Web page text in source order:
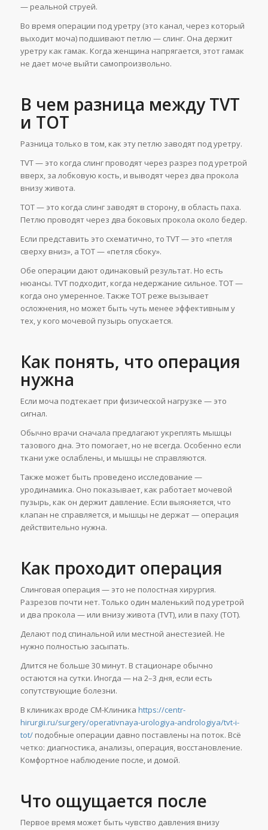
— реальной струей.
Во время операции под уретру (это канал, через который
выходит моча) подшивают петлю — слинг. Она держит
уретру как гамак. Когда женщина напрягается, этот гамак
не дает моче выйти самопроизвольно.
В чем разница между TVT
и TOT
Разница только в том, как эту петлю заводят под уретру.
TVT — это когда слинг проводят через разрез под уретрой
вверх, за лобковую кость, и выводят через два прокола
внизу живота.
TOT — это когда слинг заводят в сторону, в область паха.
Петлю проводят через два боковых прокола около бедер.
Если представить это схематично, то TVT — это «петля
сверху вниз», а TOT — «петля сбоку».
Обе операции дают одинаковый результат. Но есть
нюансы. TVT подходит, когда недержание сильное. TOT —
когда оно умеренное. Также TOT реже вызывает
осложнения, но может быть чуть менее эффективным у
тех, у кого мочевой пузырь опускается.
Как понять, что операция
нужна
Если моча подтекает при физической нагрузке — это
сигнал.
Обычно врачи сначала предлагают укреплять мышцы
тазового дна. Это помогает, но не всегда. Особенно если
ткани уже ослаблены, и мышцы не справляются.
Также может быть проведено исследование —
уродинамика. Оно показывает, как работает мочевой
пузырь, как он держит давление. Если выясняется, что
клапан не справляется, и мышцы не держат — операция
действительно нужна.
Как проходит операция
Слинговая операция — это не полостная хирургия.
Разрезов почти нет. Только один маленький под уретрой
и два прокола — или внизу живота (TVT), или в паху (TOT).
Делают под спинальной или местной анестезией. Не
нужно полностью засыпать.
Длится не больше 30 минут. В стационаре обычно
остаются на сутки. Иногда — на 2–3 дня, если есть
сопутствующие болезни.
В клиниках вроде СМ-Клиника https://centr-
hirurgii.ru/surgery/operativnaya-urologiya-andrologiya/tvt-i-
tot/подобные операции давно поставлены на поток. Всё
четко: диагностика, анализы, операция, восстановление.
Комфортное наблюдение после, и домой.
Что ощущается после
Первое время может быть чувство давления внизу